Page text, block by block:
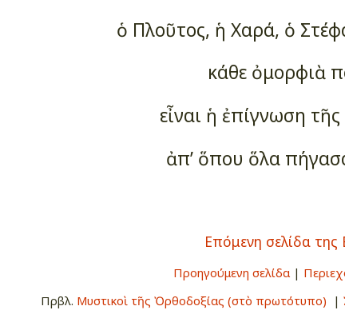
ὁ Πλοῦτος, ἡ Χαρά, ὁ
κάθε ὀμορφιὰ
εἶναι ἡ ἐπίγνωση
ἀπ’ ὅπου ὅλα
Επόμενη σελίδα της
Προηγούμενη σελίδα |
Πρβλ. Μυστικοὶ τῆς Ὀρθοδοξίας (στὸ πρωτότυπο) |